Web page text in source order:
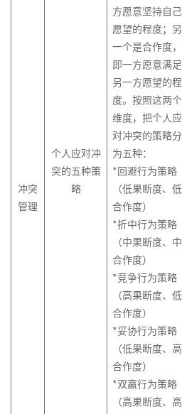
冲突
管理
个人应对冲
突的五种策
略
方愿意坚持自己
愿望的程度；另
一个是合作度，
即一方愿意满足
另一方愿望的程
度。按照这两个
维度，把个人应
对冲突的策略分
为五种：
*回避行为策略
（低果断度、低
合作度）
*折中行为策略
（中果断度、中
合作度）
*竞争行为策略
（高果断度、低
合作度）
*妥协行为策略
（低果断度、高
合作度）
*双赢行为策略
（高果断度、高